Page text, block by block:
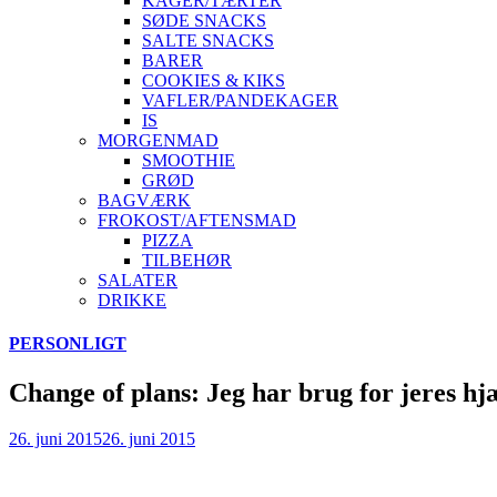
SØDE SNACKS
SALTE SNACKS
BARER
COOKIES & KIKS
VAFLER/PANDEKAGER
IS
MORGENMAD
SMOOTHIE
GRØD
BAGVÆRK
FROKOST/AFTENSMAD
PIZZA
TILBEHØR
SALATER
DRIKKE
Skip
content
PERSONLIGT
Change of plans: Jeg har brug for jeres
26. juni 201526. juni 2015